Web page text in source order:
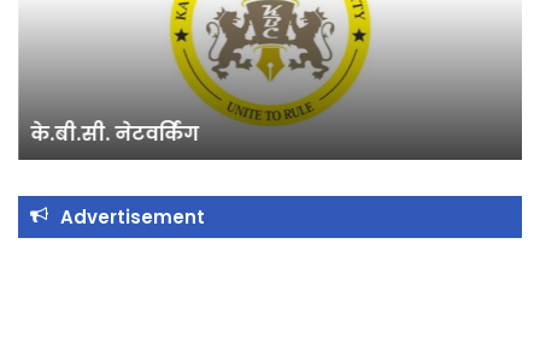
के.बी.सी. नेटवर्किंग
Advertisement